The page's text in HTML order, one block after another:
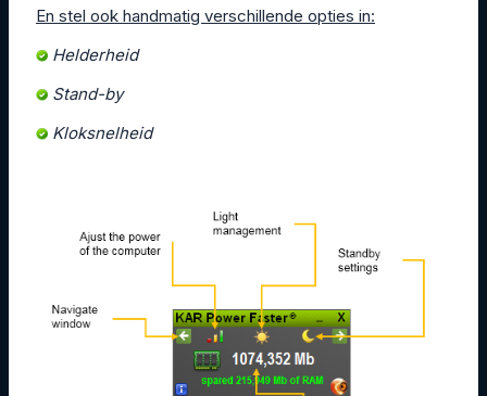
En stel ook handmatig verschillende opties in:
Helderheid
Stand-by
Kloksnelheid